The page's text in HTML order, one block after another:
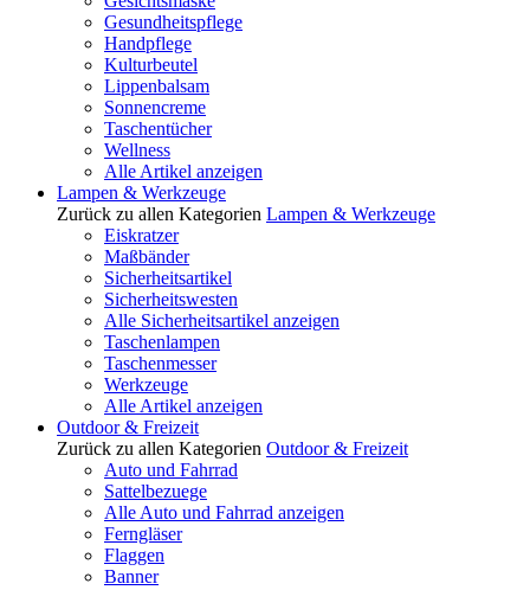
Gesundheitspflege
Handpflege
Kulturbeutel
Lippenbalsam
Sonnencreme
Taschentücher
Wellness
Alle Artikel anzeigen
Lampen & Werkzeuge
Zurück zu allen Kategorien Lampen & Werkzeuge
Eiskratzer
Maßbänder
Sicherheitsartikel
Sicherheitswesten
Alle Sicherheitsartikel anzeigen
Taschenlampen
Taschenmesser
Werkzeuge
Alle Artikel anzeigen
Outdoor & Freizeit
Zurück zu allen Kategorien Outdoor & Freizeit
Auto und Fahrrad
Sattelbezuege
Alle Auto und Fahrrad anzeigen
Ferngläser
Flaggen
Banner